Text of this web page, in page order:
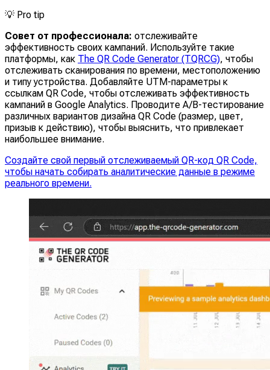
💡 Pro tip
Совет от профессионала: отслеживайте
эффективность своих кампаний. Используйте такие
платформы, как The QR Code Generator (TQRCG), чтобы
отслеживать сканирования по времени, местоположению
и типу устройства. Добавляйте UTM-параметры к
ссылкам QR Code, чтобы отслеживать эффективность
кампаний в Google Analytics. Проводите A/B-тестирование
различных вариантов дизайна QR Code (размер, цвет,
призыв к действию), чтобы выяснить, что привлекает
наибольшее внимание.
Создайте свой первый отслеживаемый QR-код QR Code,
чтобы начать собирать аналитические данные в режиме
реального времени.